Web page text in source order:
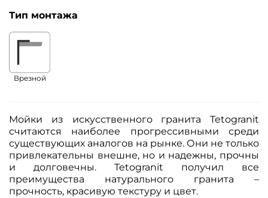
Тип монтажа
Врезной
Мойки из искусственного гранита Tetogranit
считаются наиболее прогрессивными среди
существующих аналогов на рынке. Они не только
привлекательны внешне, но и надежны, прочны
и долговечны. Tetogranit получил все
преимущества натурального гранита –
прочность, красивую текстуру и цвет.